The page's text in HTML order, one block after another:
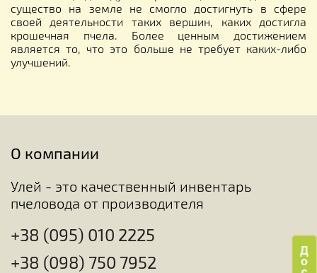
существо на земле не смогло достигнуть в сфере
своей деятельности таких вершин, каких достигла
крошечная пчела. Более ценным достижением
является то, что это больше не требует каких-либо
улучшений.
О компании
Улей - это качественный инвентарь
пчеловода от производителя
+38 (095) 010 2225
+38 (098) 750 7952